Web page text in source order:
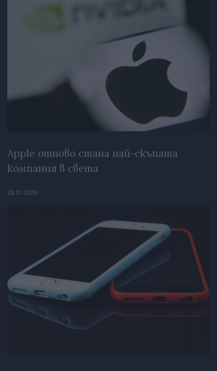
Apple отново стана най-скъпата
компания в света
28.07.2026